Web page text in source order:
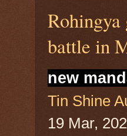
battle in
new
Tin Shine
19 Mar,